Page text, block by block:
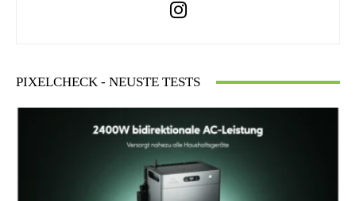
PIXELCHECK - NEUSTE TESTS